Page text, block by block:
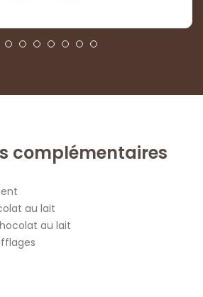
complémentaires
au lait
au lait